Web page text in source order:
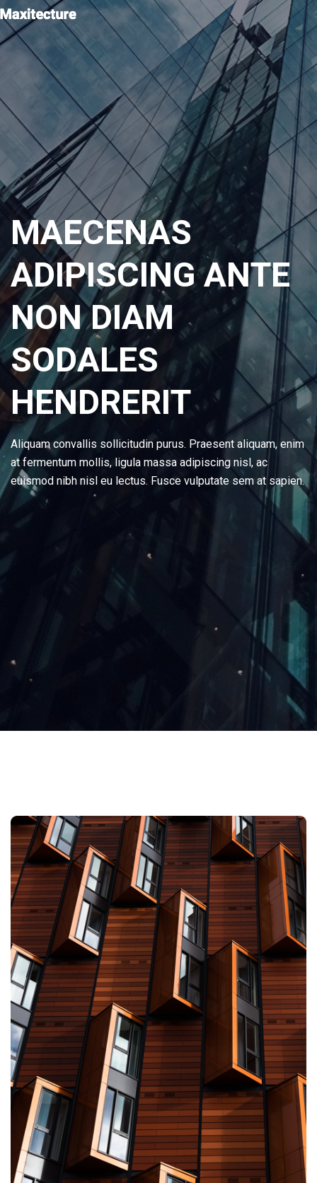
MAECENAS
ADIPISCING ANTE
NON DIAM
SODALES
HENDRERIT
Aliquam convallis sollicitudin purus. Praesent aliquam, enim
at fermentum mollis, ligula massa adipiscing nisl, ac
euismod nibh nisl eu lectus. Fusce vulputate sem at sapien.